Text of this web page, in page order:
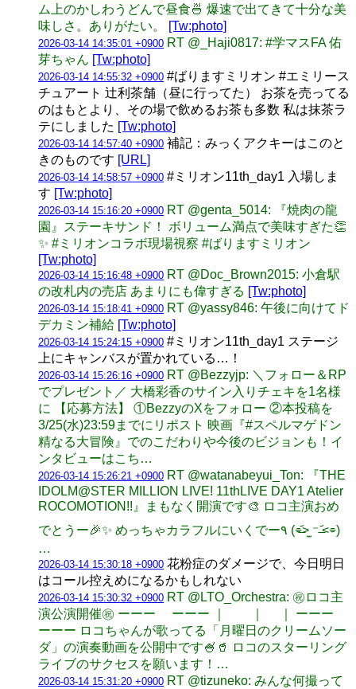
ム上のかしわうどんで昼食🍜 爆速で出てきて十分な美
味しさ。ありがたい。
[Tw:photo]
2026-03-14 14:35:01 +0900 RT @_Haji0817: #学マスFA 佑
芽ちゃん [Tw:photo]
2026-03-14 14:55:32 +0900 #ばりますミリオン #エミリース
チュアート 辻利茶舗（昼に行ってた） お茶を売ってる
のはもとより、その場で飲めるお茶も多数 私は抹茶ラ
テにしました [Tw:photo]
2026-03-14 14:57:40 +0900 補記：みっくアクキーはこのと
きのものです [URL]
2026-03-14 14:58:57 +0900 #ミリオン11th_day1 入場しま
す [Tw:photo]
2026-03-14 15:16:20 +0900 RT @genta_5014: 『焼肉の龍
園』ステーキサンド！ ボリューム満点で美味すぎた👏
✨ #ミリオンコラボ現場視察 #ばりますミリオン
[Tw:photo]
2026-03-14 15:16:48 +0900 RT @Doc_Brown2015: 小倉駅
の改札内の売店 あまりにも偉すぎる [Tw:photo]
2026-03-14 15:18:41 +0900 RT @yassy846: 午後に向けてド
デカミン補給 [Tw:photo]
2026-03-14 15:24:15 +0900 #ミリオン11th_day1 ステージ
上にキャンバスが置かれている…！
2026-03-14 15:26:16 +0900 RT @Bezzyjp: ＼フォロー＆RP
でプレゼント／ 大橋彩香のサイン入りチェキを1名様
に 【応募方法】 ①BezzyのXをフォロー ②本投稿を
3/25(水)23:59までにリポスト 映画『#スペルマゲドン
精なる大冒険』でのこだわりや今後のビジョンも！イ
ンタビューはこち…
2026-03-14 15:26:21 +0900 RT @watanabeyui_Ton: 『THE
IDOLM@STER MILLION LIVE! 11thLIVE DAY1 Atelier
ROCOMOTION!!』まもなく開演です🎨 ロコ主演おめ
でとうー🎉✨ めっちゃカラフルにいくでー٩ (⌯˃̶᷄ ⁻̫ ˂̶᷄⌯)
…
2026-03-14 15:30:18 +0900 花粉症のダメージで、今日明日
はコール控えめになるかもしれない
2026-03-14 15:30:32 +0900 RT @LTO_Orchestra: ㊗ロコ主
演公演開催㊗ ーーー ーーー ｜ ｜ ｜ ーーー
ーーー ロコちゃんが歌ってる「月曜日のクリームソー
ダ」の演奏動画を公開中です🍧🥤 ロコのスターリング
ライブのサクセスを願います！…
2026-03-14 15:31:20 +0900 RT @tizuneko: みんな何撮って